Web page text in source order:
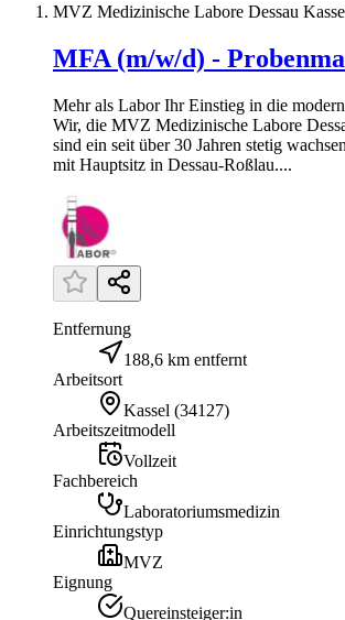
MVZ Medizinische Labore Dessau
MFA (m/w/d) -
Mehr als Labor Ihr Einstieg in die
Wir, die MVZ Medizinische Labore
sind ein seit über 30 Jahren stetig
mit Hauptsitz in Dessau-Roßlau....
Entfernung
188,6 km entfernt
Arbeitsort
Kassel (34127)
Arbeitszeitmodell
Vollzeit
Fachbereich
Laboratoriumsmedizin
Einrichtungstyp
MVZ
Eignung
Quereinsteiger:in